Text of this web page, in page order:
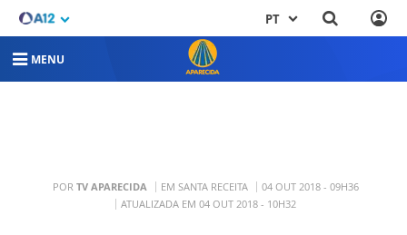
PT
MENU
POR TV APARECIDA EM SANTA RECEITA
04 OUT 2018 - 09H36
ATUALIZADA EM 04 OUT 2018 - 10H32